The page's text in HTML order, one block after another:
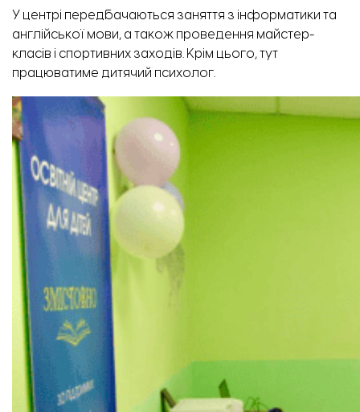
У центрі передбачаються заняття з інформатики та
англійської мови, а також проведення майстер-
класів і спортивних заходів. Крім цього, тут
працюватиме дитячий психолог.